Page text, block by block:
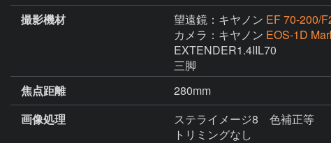
撮影機材
望遠鏡：キヤノン EF 70-200/
カメラ：キヤノン EOS-1D
EXTENDER1.4IIL70
三脚
焦点距離
280mm
画像処理
ステライメージ8　色補正等
トリミングなし